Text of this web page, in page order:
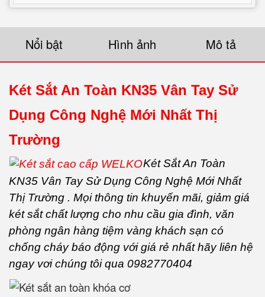
Nổi bật Hình ảnh Mô tả
Két Sắt An Toàn KN35 Vân Tay Sử
Dụng Công Nghệ Mới Nhất Thị
Trường
Két Sắt An Toàn
KN35 Vân Tay Sử Dụng Công Nghệ Mới Nhất
Thị Trường . Mọi thông tin khuyến mãi, giảm giá
két sắt chất lượng cho nhu cầu gia đình, văn
phòng ngân hàng tiệm vàng khách sạn có
chống cháy báo động với giá rẻ nhất hãy liên hệ
ngay vơi chúng tôi qua 0982770404